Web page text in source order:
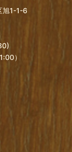
1-1-6
）